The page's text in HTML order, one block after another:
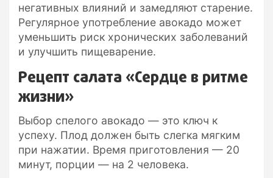
негативных влияний и замедляют старение.
Регулярное употребление авокадо может
уменьшить риск хронических заболеваний
и улучшить пищеварение.
Рецепт салата «Сердце в ритме
жизни»
Выбор спелого авокадо — это ключ к
успеху. Плод должен быть слегка мягким
при нажатии. Время приготовления — 20
минут, порции — на 2 человека.